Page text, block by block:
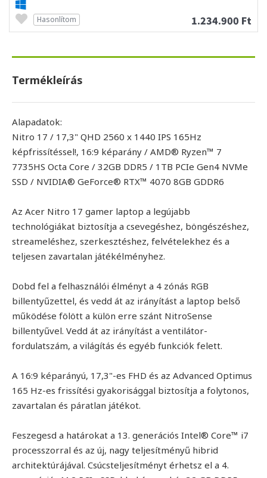
1.234.900 Ft
Hasonlítom
Termékleírás
Alapadatok:
Nitro 17 / 17,3" QHD 2560 x 1440 IPS 165Hz
képfrissítéssel!, 16:9 képarány / AMD® Ryzen™ 7
7735HS Octa Core / 32GB DDR5 / 1TB PCIe Gen4 NVMe
SSD / NVIDIA® GeForce® RTX™ 4070 8GB GDDR6
Az Acer Nitro 17 gamer laptop a legújabb
technológiákat biztosítja a csevegéshez, böngészéshez,
streameléshez, szerkesztéshez, felvételekhez és a
teljesen zavartalan játékélményhez.
Dobd fel a felhasználói élményt a 4 zónás RGB
billentyűzettel, és vedd át az irányítást a laptop belső
működése fölött a külön erre szánt NitroSense
billentyűvel. Vedd át az irányítást a ventilátor-
fordulatszám, a világítás és egyéb funkciók felett.
A 16:9 képarányú, 17,3"-es FHD és az Advanced Optimus
165 Hz-es frissítési gyakorisággal biztosítja a folytonos,
zavartalan és páratlan játékot.
Feszegesd a határokat a 13. generációs Intel® Core™ i7
processzorral és az új, nagy teljesítményű hibrid
architektúrájával. Csúcsteljesítményt érhetsz el a 4.